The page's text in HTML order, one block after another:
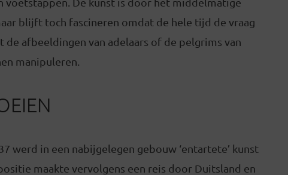
blijft toch fascineren omdat de hele tijd de vraag
afbeeldingen van adelaars of de pelgrims van
manipuleren.
werd in een nabijgelegen gebouw ‘entartete’ kunst
maakte vervolgens een reis door Duitsland en